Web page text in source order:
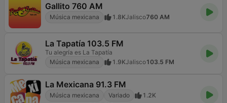
Gallito 760 AM
Música mexicana 1.8KJalisco760 AM
La Tapatía 103.5 FM
Tu alegría es La Tapatía
Música mexicana
1.9KJalisco103.5 FM
La Mexicana 91.3 FM
Música mexicana Variado
1.2K